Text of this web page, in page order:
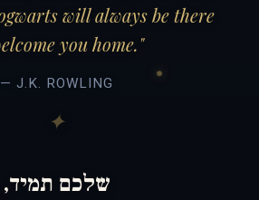
will always be there
you home."
— J.K. ROWLING
שלכם תמיד,